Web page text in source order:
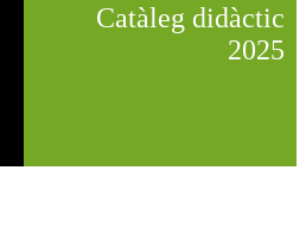
Catàleg didàctic
2025